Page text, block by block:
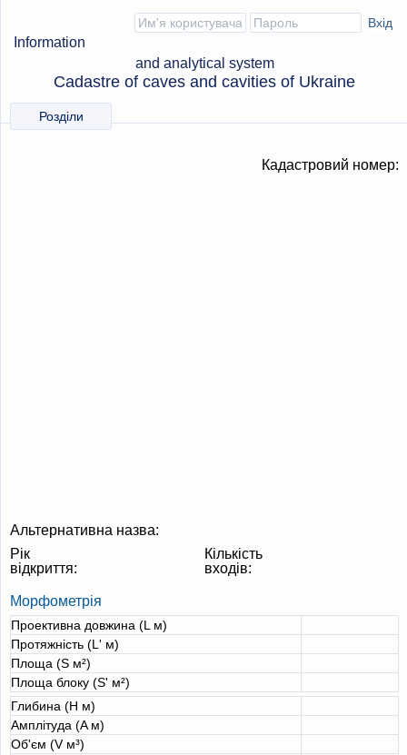
Information
and analytical system
Cadastre of caves and cavities of Ukraine
Розділи
Кадастровий номер:
Альтернативна назва:
Рік
відкриття:
Кількість
входів:
Морфометрія
Проективна довжина (L м)
Протяжність (L' м)
Площа (S м²)
Площа блоку (S' м²)
Глибина (H м)
Амплітуда (A м)
Об'єм (V м³)